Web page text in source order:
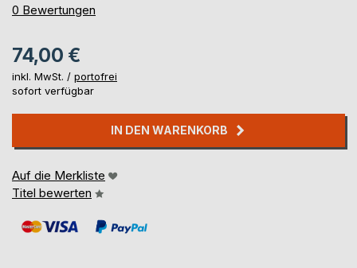
0%
0 Bewertungen
74,00 €
inkl. MwSt. / portofrei
sofort verfügbar
IN DEN WARENKORB
Auf die Merkliste
Titel bewerten